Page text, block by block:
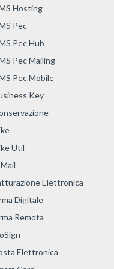
Hosting
Pec
Pec Hub
Pec Mailing
Pec Mobile
Key
Util
Elettronica
Digitale
Remota
Elettronica